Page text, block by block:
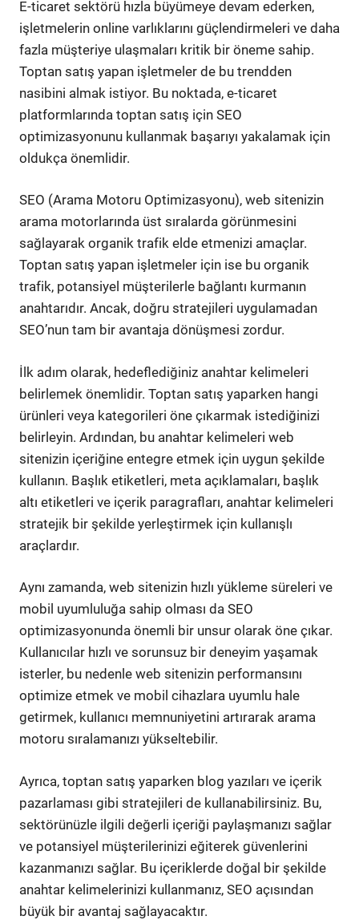
E-ticaret sektörü hızla büyümeye devam ederken,
işletmelerin online varlıklarını güçlendirmeleri ve daha
fazla müşteriye ulaşmaları kritik bir öneme sahip.
Toptan satış yapan işletmeler de bu trendden
nasibini almak istiyor. Bu noktada, e-ticaret
platformlarında toptan satış için SEO
optimizasyonunu kullanmak başarıyı yakalamak için
oldukça önemlidir.
SEO (Arama Motoru Optimizasyonu), web sitenizin
arama motorlarında üst sıralarda görünmesini
sağlayarak organik trafik elde etmenizi amaçlar.
Toptan satış yapan işletmeler için ise bu organik
trafik, potansiyel müşterilerle bağlantı kurmanın
anahtarıdır. Ancak, doğru stratejileri uygulamadan
SEO’nun tam bir avantaja dönüşmesi zordur.
İlk adım olarak, hedeflediğiniz anahtar kelimeleri
belirlemek önemlidir. Toptan satış yaparken hangi
ürünleri veya kategorileri öne çıkarmak istediğinizi
belirleyin. Ardından, bu anahtar kelimeleri web
sitenizin içeriğine entegre etmek için uygun şekilde
kullanın. Başlık etiketleri, meta açıklamaları, başlık
altı etiketleri ve içerik paragrafları, anahtar kelimeleri
stratejik bir şekilde yerleştirmek için kullanışlı
araçlardır.
Aynı zamanda, web sitenizin hızlı yükleme süreleri ve
mobil uyumluluğa sahip olması da SEO
optimizasyonunda önemli bir unsur olarak öne çıkar.
Kullanıcılar hızlı ve sorunsuz bir deneyim yaşamak
isterler, bu nedenle web sitenizin performansını
optimize etmek ve mobil cihazlara uyumlu hale
getirmek, kullanıcı memnuniyetini artırarak arama
motoru sıralamanızı yükseltebilir.
Ayrıca, toptan satış yaparken blog yazıları ve içerik
pazarlaması gibi stratejileri de kullanabilirsiniz. Bu,
sektörünüzle ilgili değerli içeriği paylaşmanızı sağlar
ve potansiyel müşterilerinizi eğiterek güvenlerini
kazanmanızı sağlar. Bu içeriklerde doğal bir şekilde
anahtar kelimelerinizi kullanmanız, SEO açısından
büyük bir avantaj sağlayacaktır.